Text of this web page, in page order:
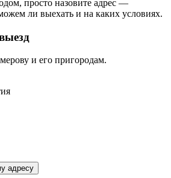
просто назовите адрес —
ли выехать и на каких условиях.
и его пригородам.
адресу